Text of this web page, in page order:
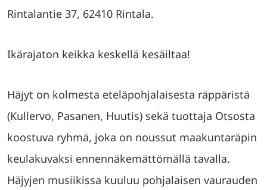
Rintalantie 37, 62410 Rintala.
Ikärajaton keikka keskellä kesäiltaa!
Häjyt on kolmesta eteläpohjalaisesta räppäristä
(Kullervo, Pasanen, Huutis) sekä tuottaja Otsosta
koostuva ryhmä, joka on noussut maakuntaräpin
keulakuvaksi ennennäkemättömällä tavalla.
Häjyjen musiikissa kuuluu pohjalaisen vaurauden